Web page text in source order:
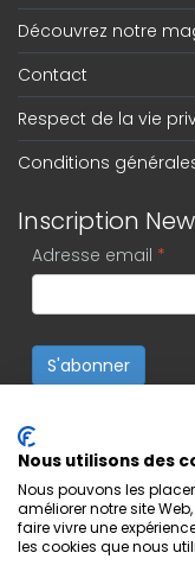
Découvrez notre
Contact
Respect de la vie
Conditions
Inscription
Adresse email *
S'abonner
Nous utilisons des
Nous pouvons les
améliorer notre site
faire vivre une
les cookies que nous